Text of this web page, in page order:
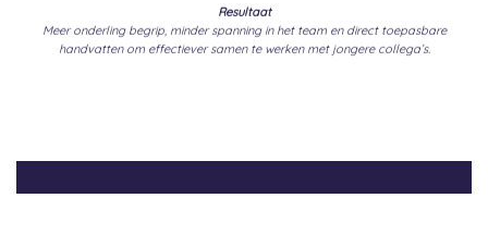
Resultaat
Meer onderling begrip, minder spanning in het team en direct toepasbare
handvatten om effectiever samen te werken met jongere collega’s.